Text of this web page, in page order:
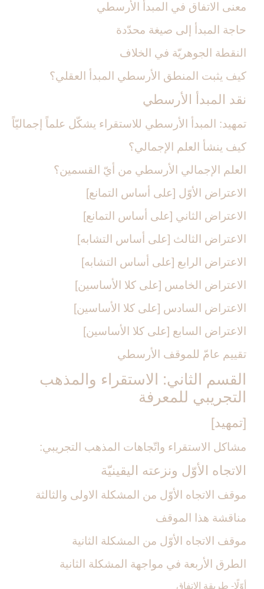
معنى الاتفاق في المبدأ الأرسطي
حاجة المبدأ إلى صيغة محدّدة
النقطة الجوهريّة في الخلاف
كيف يثبت المنطق الأرسطي المبدأ العقلي؟
نقد المبدأ الأرسطي‏
تمهيد: المبدأ الأرسطي للاستقراء يشكّل علماً إجماليّاً
كيف ينشأ العلم الإجمالي؟
العلم الإجمالي الأرسطي من أيّ القسمين؟
الاعتراض الأوّل [على أساس التمانع‏]
الاعتراض الثاني [على أساس التمانع‏]
الاعتراض الثالث [على أساس التشابه‏]
الاعتراض الرابع [على أساس التشابه‏]
الاعتراض الخامس [على كلا الأساسين‏]
الاعتراض السادس [على كلا الأساسين‏]
الاعتراض السابع [على كلا الأساسين‏]
تقييم عامّ للموقف الأرسطي
القسم الثاني: الاستقراء والمذهب
التجريبي للمعرفة
[تمهيد]
مشاكل الاستقراء واتّجاهات المذهب التجريبي:
الاتجاه الأوّل ونزعته اليقينيّة
موقف الاتجاه الأوّل من المشكلة الاولى والثالثة
مناقشة هذا الموقف
موقف الاتجاه الأوّل من المشكلة الثانية
الطرق الأربعة في مواجهة المشكلة الثانية
أوّلًا- طريقة الاتفاق